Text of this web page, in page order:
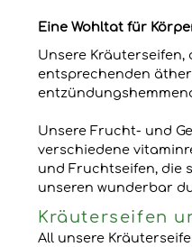
Eine Wohltat für
Unsere
entsprechenden
​​​​Unsere Frucht- und
verschiedene
und Fruchtseifen, die
unseren wunderbar
Kräuterseifen
All unsere